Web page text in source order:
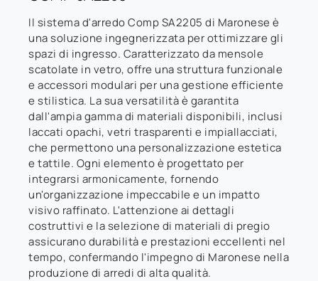
Il sistema d'arredo Comp SA2205 di Maronese è
una soluzione ingegnerizzata per ottimizzare gli
spazi di ingresso. Caratterizzato da mensole
scatolate in vetro, offre una struttura funzionale
e accessori modulari per una gestione efficiente
e stilistica. La sua versatilità è garantita
dall'ampia gamma di materiali disponibili, inclusi
laccati opachi, vetri trasparenti e impiallacciati,
che permettono una personalizzazione estetica
e tattile. Ogni elemento è progettato per
integrarsi armonicamente, fornendo
un'organizzazione impeccabile e un impatto
visivo raffinato. L'attenzione ai dettagli
costruttivi e la selezione di materiali di pregio
assicurano durabilità e prestazioni eccellenti nel
tempo, confermando l'impegno di Maronese nella
produzione di arredi di alta qualità.